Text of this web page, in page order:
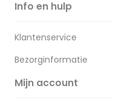
Info en hulp
Klantenservice
Bezorginformatie
Mijn account